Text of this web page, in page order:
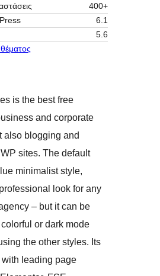
400+
6.1
5.6
is the best free
and corporate
also blogging and
sites. The default
minimalist style,
look for any
– but it can be
or dark mode
the other styles. Its
leading page